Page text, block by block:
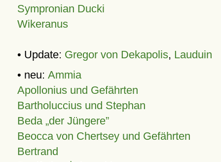
Sympronian Ducki
Wikeranus
• Update: Gregor von Dekapolis, Lauduin
• neu: Ammia
Apollonius und Gefährten
Bartholuccius und Stephan
Beda „der Jüngere”
Beocca von Chertsey und Gefährten
Bertrand